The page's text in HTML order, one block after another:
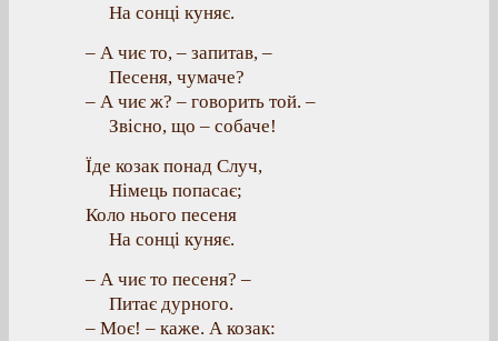
На сонці куняє.
– А чиє то, – запитав, –
Песеня, чумаче?
– А чиє ж? – говорить той. –
Звісно, що – собаче!
Їде козак понад Случ,
Німець попасає;
Коло нього песеня
На сонці куняє.
– А чиє то песеня? –
Питає дурного.
– Моє! – каже. А козак: